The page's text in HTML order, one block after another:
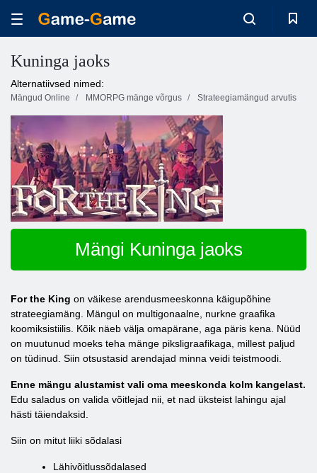
Kuninga jaoks
Alternatiivsed nimed:
Mängud Online MMORPG mänge võrgus Strateegiamängud arvutis
Mängi Kuninga jaoks
For the King on väikese arendusmeeskonna käigupõhine
strateegiamäng. Mängul on multigonaalne, nurkne graafika
koomiksistiilis. Kõik näeb välja omapärane, aga päris kena. Nüüd
on muutunud moeks teha mänge piksligraafikaga, millest paljud
on tüdinud. Siin otsustasid arendajad minna veidi teistmoodi.
Enne mängu alustamist vali oma meeskonda kolm kangelast.
Edu saladus on valida võitlejad nii, et nad üksteist lahingu ajal
hästi täiendaksid.
Siin on mitut liiki sõdalasi
Lähivõitlussõdalased